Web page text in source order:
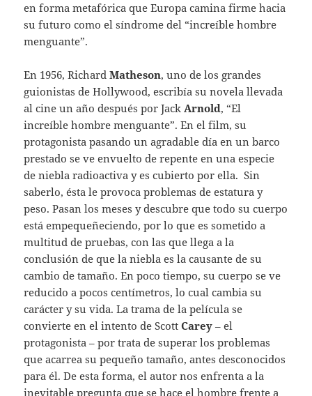
en forma metafórica que Europa camina firme hacia
su futuro como el síndrome del “increíble hombre
menguante”.
En 1956, RichardMatheson, uno de los grandes
guionistas de Hollywood, escribía su novela llevada
al cine un año después por JackArnold, “El
increíble hombre menguante”. En el film, su
protagonista pasando un agradable día en un barco
prestado se ve envuelto de repente en una especie
de niebla radioactiva y es cubierto por ella. Sin
saberlo, ésta le provoca problemas de estatura y
peso. Pasan los meses y descubre que todo su cuerpo
está empequeñeciendo, por lo que es sometido a
multitud de pruebas, con las que llega a la
conclusión de que la niebla es la causante de su
cambio de tamaño. En poco tiempo, su cuerpo se ve
reducido a pocos centímetros, lo cual cambia su
carácter y su vida. La trama de la película se
convierte en el intento de ScottCarey – el
protagonista – por trata de superar los problemas
que acarrea su pequeño tamaño, antes desconocidos
para él. De esta forma, el autor nos enfrenta a la
inevitable pregunta que se hace el hombre frente a